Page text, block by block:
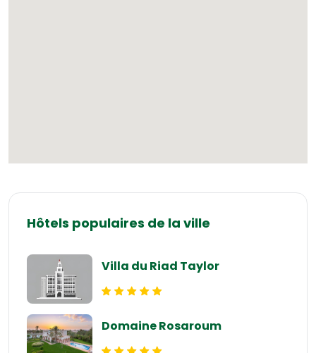
Hôtels populaires de la ville
Villa du Riad Taylor
Domaine Rosaroum